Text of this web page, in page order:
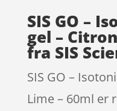
SIS GO –
gel –
fra SIS
SIS GO –
Lime – 60ml er